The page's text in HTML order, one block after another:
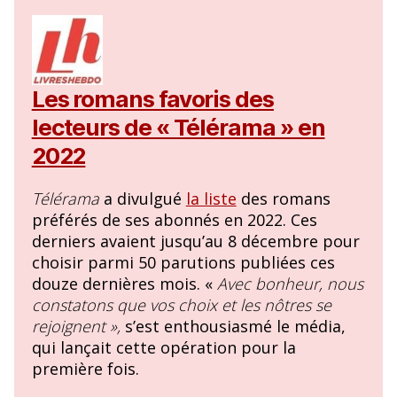
Les romans favoris des
lecteurs de « Télérama » en
2022
Téléramaa divulgué la liste des romans
préférés de ses abonnés en 2022. Ces
derniers avaient jusqu’au 8 décembre pour
choisir parmi 50 parutions publiées ces
douze dernières mois. « Avec bonheur, nous
constatons que vos choix et les nôtres se
rejoignent », s’est enthousiasmé le média,
qui lançait cette opération pour la
première fois.